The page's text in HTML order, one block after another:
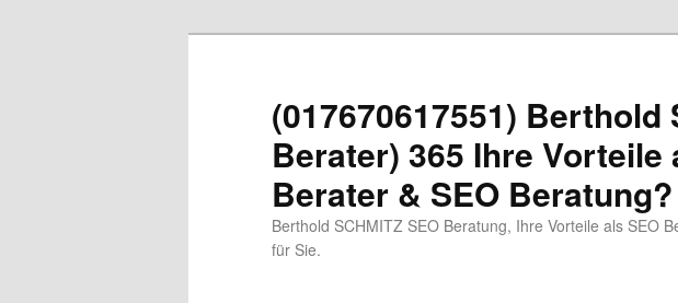
(017670617551) Berthold
Berater) 365 Ihre Vorteile
Berater & SEO
Berthold SCHMITZ SEO Beratung, Ihre Vorteile als SEO
für Sie.